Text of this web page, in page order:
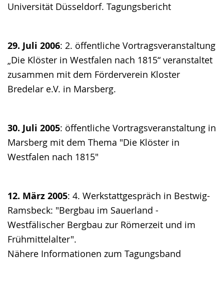
Universität Düsseldorf. Tagungsbericht
29. Juli 2006: 2. öffentliche Vortragsveranstaltung
„Die Klöster in Westfalen nach 1815“ veranstaltet
zusammen mit dem Förderverein Kloster
Bredelar e.V. in Marsberg.
30. Juli 2005: öffentliche Vortragsveranstaltung in
Marsberg mit dem Thema "Die Klöster in
Westfalen nach 1815"
12. März 2005: 4. Werkstattgespräch in Bestwig-
Ramsbeck: "Bergbau im Sauerland -
Westfälischer Bergbau zur Römerzeit und im
Frühmittelalter".
Nähere Informationen zum Tagungsband